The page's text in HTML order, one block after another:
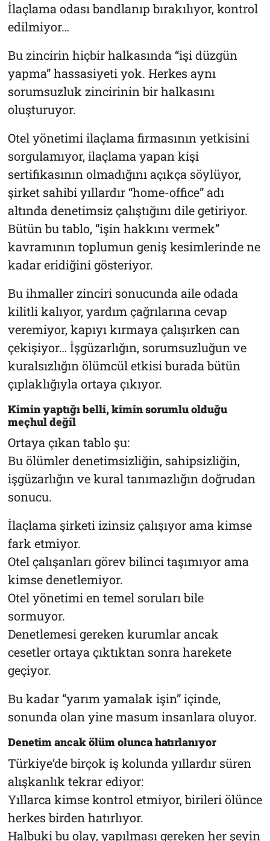
İlaçlama odası bandlanıp bırakılıyor, kontrol
edilmiyor…
Bu zincirin hiçbir halkasında “işi düzgün
yapma” hassasiyeti yok. Herkes aynı
sorumsuzluk zincirinin bir halkasını
oluşturuyor.
Otel yönetimi ilaçlama firmasının yetkisini
sorgulamıyor, ilaçlama yapan kişi
sertifikasının olmadığını açıkça söylüyor,
şirket sahibi yıllardır “home-office” adı
altında denetimsiz çalıştığını dile getiriyor.
Bütün bu tablo, “işin hakkını vermek”
kavramının toplumun geniş kesimlerinde ne
kadar eridiğini gösteriyor.
Bu ihmaller zinciri sonucunda aile odada
kilitli kalıyor, yardım çağrılarına cevap
veremiyor, kapıyı kırmaya çalışırken can
çekişiyor… İşgüzarlığın, sorumsuzluğun ve
kuralsızlığın ölümcül etkisi burada bütün
çıplaklığıyla ortaya çıkıyor.
Kimin yaptığı belli, kimin sorumlu olduğu
meçhul değil
Ortaya çıkan tablo şu:
Bu ölümler denetimsizliğin, sahipsizliğin,
işgüzarlığın ve kural tanımazlığın doğrudan
sonucu.
İlaçlama şirketi izinsiz çalışıyor ama kimse
fark etmiyor.
Otel çalışanları görev bilinci taşımıyor ama
kimse denetlemiyor.
Otel yönetimi en temel soruları bile
sormuyor.
Denetlemesi gereken kurumlar ancak
cesetler ortaya çıktıktan sonra harekete
geçiyor.
Bu kadar “yarım yamalak işin” içinde,
sonunda olan yine masum insanlara oluyor.
Denetim ancak ölüm olunca hatırlanıyor
Türkiye’de birçok iş kolunda yıllardır süren
alışkanlık tekrar ediyor:
Yıllarca kimse kontrol etmiyor, birileri ölünce
herkes birden hatırlıyor.
Halbuki bu olay, yapılması gereken her şeyin